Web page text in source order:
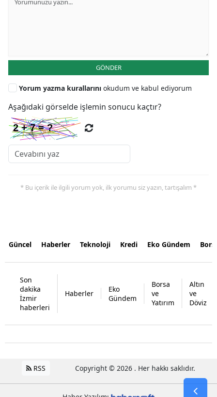
GÖNDER
Yorum yazma kurallarını okudum ve kabul ediyorum
Aşağıdaki görselde işlemin sonucu kaçtır?
* Bu içerik ile ilgili yorum yok, ilk yorumu siz yazın, tartışalım *
Güncel Haberler Teknoloji Kredi Eko Gündem
Son
dakika
İzmir
haberleri
Haberler
Eko
Gündem
Borsa
ve
Yatırım
Altın
ve
Döviz
RSS Copyright © 2026 . Her hakkı saklıdır.